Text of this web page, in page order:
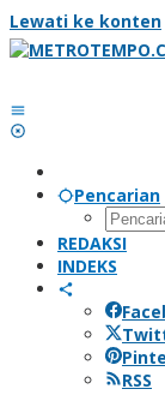
Lewati ke konten
Pencarian
REDAKSI
INDEKS
RSS